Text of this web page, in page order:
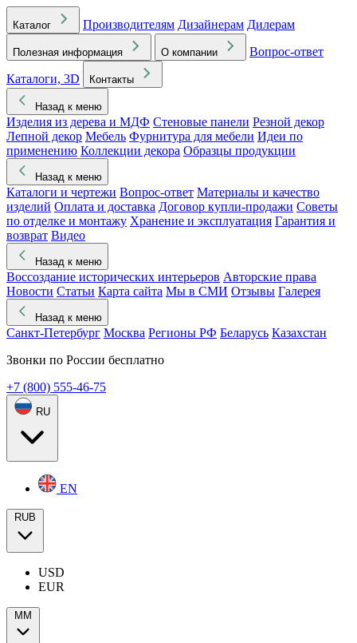
Каталог Производителям Дизайнерам Дилерам
Полезная информация О компании
Вопрос-ответ
Каталоги, 3D
Контакты
Назад к меню
Изделия из дерева и МДФ Стеновые панели Резной декор
Лепной декор Мебель Фурнитура для мебели Идеи по
применению Коллекции декора Образцы продукции
Назад к меню
Каталоги и чертежи Вопрос-ответ Материалы и качество
изделий Оплата и доставка Договор купли-продажи Советы
по отделке и монтажу Хранение и эксплуатация Гарантия и
возврат Видео
Назад к меню
Воссоздание исторических интерьеров Авторские права
Новости Статьи Карта сайта Мы в СМИ Отзывы Галерея
Назад к меню
Санкт-Петербург Москва Регионы РФ Беларусь Казахстан
Звонки по России бесплатно
+7 (800) 555-46-75
RU
EN
RUB
USD
EUR
ММ